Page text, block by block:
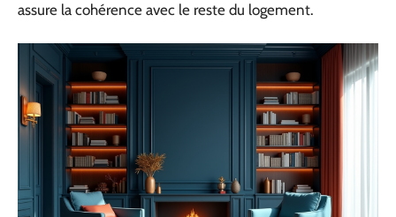
assure la cohérence avec le reste du logement.